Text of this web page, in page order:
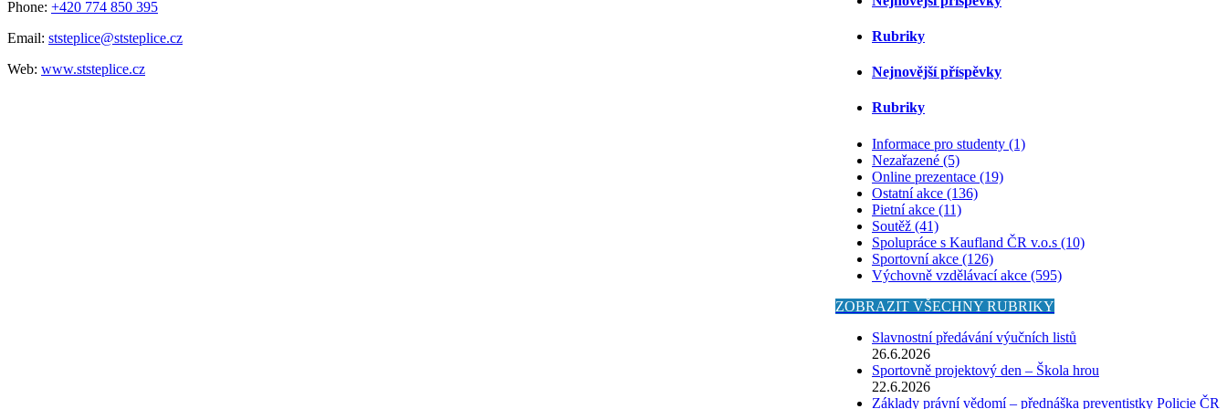
Rubriky
Nejnovější příspěvky
Rubriky
Informace pro studenty (1)
Nezařazené (5)
Online prezentace (19)
Ostatní akce (136)
Pietní akce (11)
Soutěž (41)
Spolupráce s Kaufland ČR v.o.s (10)
Sportovní akce (126)
Výchovně vzdělávací akce (595)
ZOBRAZIT VŠECHNY RUBRIKY
Slavnostní předávání výučních listů
26.6.2026
Sportovně projektový den – Škola hrou
22.6.2026
Základy právní vědomí – přednáška preventistky Policie ČR
Phone: +420 774 850 395
Email: ststeplice@ststeplice.cz
Web: www.ststeplice.cz